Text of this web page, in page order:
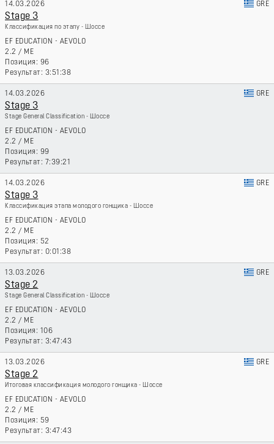
14.03.2026 GRE
Stage 3
Классификация по этапу - Шоссе
EF EDUCATION - AEVOLO
2.2 / ME
96
3:51:38
14.03.2026 GRE
Stage 3
Stage General Classification - Шоссе
EF EDUCATION - AEVOLO
2.2 / ME
99
7:39:21
14.03.2026 GRE
Stage 3
Классификация этапа молодого гонщика - Шоссе
EF EDUCATION - AEVOLO
2.2 / ME
52
0:01:38
13.03.2026 GRE
Stage 2
Stage General Classification - Шоссе
EF EDUCATION - AEVOLO
2.2 / ME
106
3:47:43
13.03.2026 GRE
Stage 2
Итоговая классификация молодого гонщика - Шоссе
EF EDUCATION - AEVOLO
2.2 / ME
59
3:47:43